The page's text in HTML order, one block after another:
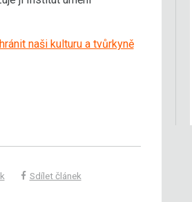
naši kulturu a tvůrkyně
Sdílet článek